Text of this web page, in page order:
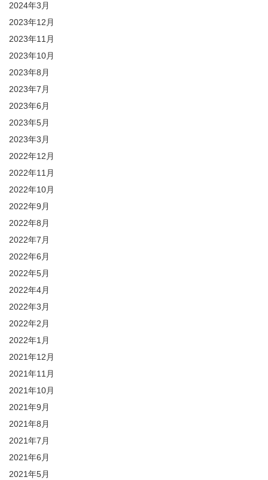
2024年3月
2023年12月
2023年11月
2023年10月
2023年8月
2023年7月
2023年6月
2023年5月
2023年3月
2022年12月
2022年11月
2022年10月
2022年9月
2022年8月
2022年7月
2022年6月
2022年5月
2022年4月
2022年3月
2022年2月
2022年1月
2021年12月
2021年11月
2021年10月
2021年9月
2021年8月
2021年7月
2021年6月
2021年5月